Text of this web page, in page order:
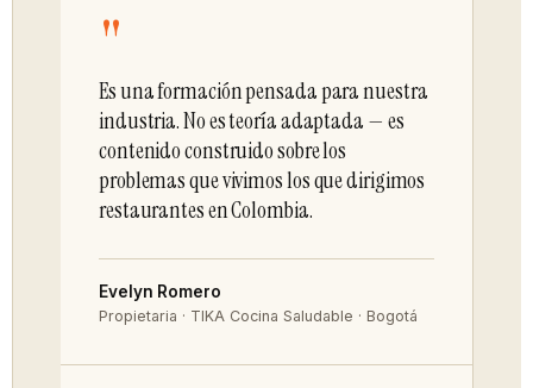
"
Es una formación pensada para nuestra
industria. No es teoría adaptada — es
contenido construido sobre los
problemas que vivimos los que dirigimos
restaurantes en Colombia.
Evelyn Romero
Propietaria · TIKA Cocina Saludable · Bogotá